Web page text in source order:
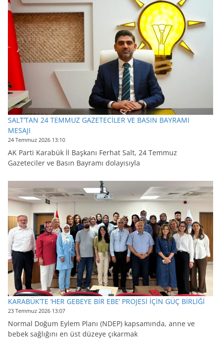
SALT’TAN 24 TEMMUZ GAZETECİLER VE BASIN BAYRAMI
MESAJI
24 Temmuz 2026 13:10
AK Parti Karabük İl Başkanı Ferhat Salt, 24 Temmuz
Gazeteciler ve Basın Bayramı dolayısıyla
KARABÜK’TE ‘HER GEBEYE BİR EBE’ PROJESİ İÇİN GÜÇ BİRLİĞİ
23 Temmuz 2026 13:07
Normal Doğum Eylem Planı (NDEP) kapsamında, anne ve
bebek sağlığını en üst düzeye çıkarmak